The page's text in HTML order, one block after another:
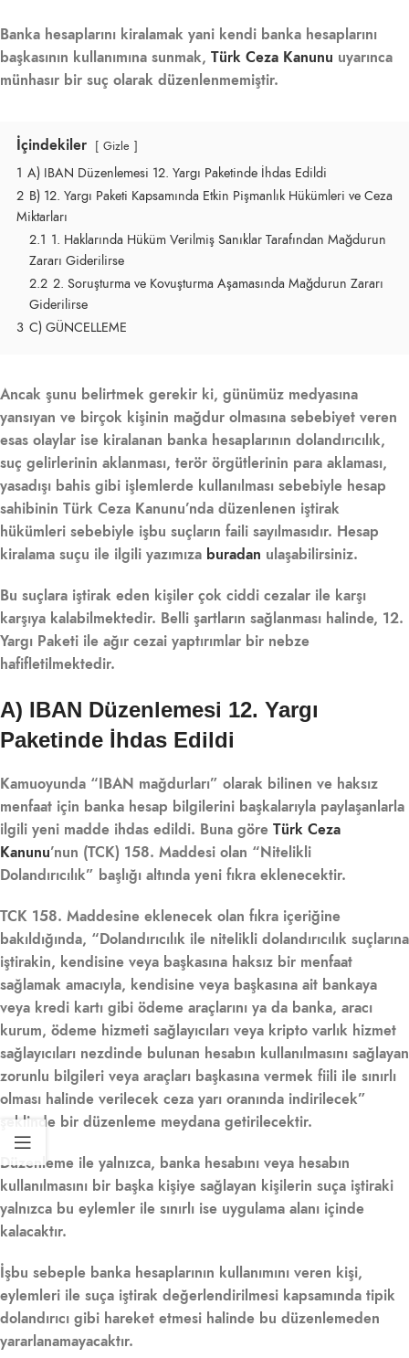
Banka hesaplarını kiralamak yani kendi banka hesaplarını
başkasının kullanımına sunmak, Türk Ceza Kanunu uyarınca
münhasır bir suç olarak düzenlenmemiştir.
İçindekiler Gizle
1 A) IBAN Düzenlemesi 12. Yargı Paketinde İhdas Edildi
2 B) 12. Yargı Paketi Kapsamında Etkin Pişmanlık Hükümleri ve Ceza
Miktarları
2.1 1. Haklarında Hüküm Verilmiş Sanıklar Tarafından Mağdurun
Zararı Giderilirse
2.2 2. Soruşturma ve Kovuşturma Aşamasında Mağdurun Zararı
Giderilirse
3 C) GÜNCELLEME
Ancak şunu belirtmek gerekir ki, günümüz medyasına
yansıyan ve birçok kişinin mağdur olmasına sebebiyet veren
esas olaylar ise kiralanan banka hesaplarının dolandırıcılık,
suç gelirlerinin aklanması, terör örgütlerinin para aklaması,
yasadışı bahis gibi işlemlerde kullanılması sebebiyle hesap
sahibinin Türk Ceza Kanunu’nda düzenlenen iştirak
hükümleri sebebiyle işbu suçların faili sayılmasıdır. Hesap
kiralama suçu ile ilgili yazımıza buradan ulaşabilirsiniz.
Bu suçlara iştirak eden kişiler çok ciddi cezalar ile karşı
karşıya kalabilmektedir. Belli şartların sağlanması halinde, 12.
Yargı Paketi ile ağır cezai yaptırımlar bir nebze
hafifletilmektedir.
A) IBAN Düzenlemesi 12. Yargı
Paketinde İhdas Edildi
Kamuoyunda “IBAN mağdurları” olarak bilinen ve haksız
menfaat için banka hesap bilgilerini başkalarıyla paylaşanlarla
ilgili yeni madde ihdas edildi. Buna göre Türk Ceza
Kanunu’nun (TCK) 158. Maddesi olan “Nitelikli
Dolandırıcılık” başlığı altında yeni fıkra eklenecektir.
TCK 158. Maddesine eklenecek olan fıkra içeriğine
bakıldığında, “Dolandırıcılık ile nitelikli dolandırıcılık suçlarına
iştirakin, kendisine veya başkasına haksız bir menfaat
sağlamak amacıyla, kendisine veya başkasına ait bankaya
veya kredi kartı gibi ödeme araçlarını ya da banka, aracı
kurum, ödeme hizmeti sağlayıcıları veya kripto varlık hizmet
sağlayıcıları nezdinde bulunan hesabın kullanılmasını sağlayan
zorunlu bilgileri veya araçları başkasına vermek fiili ile sınırlı
olması halinde verilecek ceza yarı oranında indirilecek”
şeklinde bir düzenleme meydana getirilecektir.
Düzenleme ile yalnızca, banka hesabını veya hesabın
kullanılmasını bir başka kişiye sağlayan kişilerin suça iştiraki
yalnızca bu eylemler ile sınırlı ise uygulama alanı içinde
kalacaktır.
İşbu sebeple banka hesaplarının kullanımını veren kişi,
eylemleri ile suça iştirak değerlendirilmesi kapsamında tipik
dolandırıcı gibi hareket etmesi halinde bu düzenlemeden
yararlanamayacaktır.